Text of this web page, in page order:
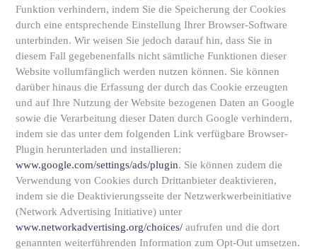
Funktion verhindern, indem Sie die Speicherung der Cookies
durch eine entsprechende Einstellung Ihrer Browser-Software
unterbinden. Wir weisen Sie jedoch darauf hin, dass Sie in
diesem Fall gegebenenfalls nicht sämtliche Funktionen dieser
Website vollumfänglich werden nutzen können. Sie können
darüber hinaus die Erfassung der durch das Cookie erzeugten
und auf Ihre Nutzung der Website bezogenen Daten an Google
sowie die Verarbeitung dieser Daten durch Google verhindern,
indem sie das unter dem folgenden Link verfügbare Browser-
Plugin herunterladen und installieren:
www.google.com/settings/ads/plugin. Sie können zudem die
Verwendung von Cookies durch Drittanbieter deaktivieren,
indem sie die Deaktivierungsseite der Netzwerkwerbeinitiative
(Network Advertising Initiative) unter
www.networkadvertising.org/choices/ aufrufen und die dort
genannten weiterführenden Information zum Opt-Out umsetzen.